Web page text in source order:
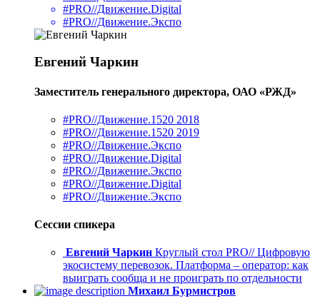
#PRO//Движение.Digital
#PRO//Движение.Экспо
Евгений Чаркин
Заместитель генерального директора, ОАО «РЖД»
#PRO//Движение.1520 2018
#PRO//Движение.1520 2019
#PRO//Движение.Экспо
#PRO//Движение.Digital
#PRO//Движение.Экспо
#PRO//Движение.Digital
#PRO//Движение.Экспо
Сессии спикера
Евгений Чаркин Круглый стол PRO// Цифровую
экосистему перевозок. Платформа – оператор: как
выиграть сообща и не проиграть по отдельности
Михаил Бурмистров